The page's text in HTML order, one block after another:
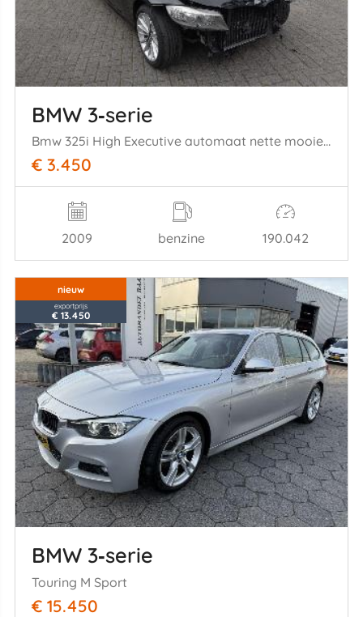
BMW 3‑serie
Bmw 325i High Executive automaat nette mooie auto!
€ 3.450
2009 benzine 190.042
nieuw
exportprijs
€ 13.450
BMW 3‑serie
Touring M Sport
€ 15.450